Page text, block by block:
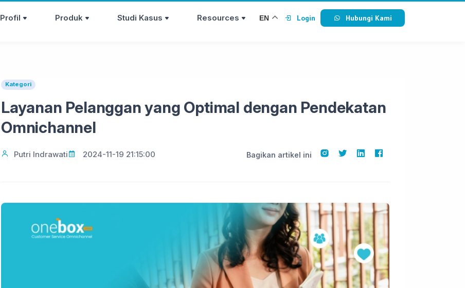
Profil Produk Studi Kasus Resources EN Login Hubungi Kami
Kategori
Layanan Pelanggan yang Optimal dengan Pendekatan
Omnichannel
Putri Indrawati 2024-11-19 21:15:00 Bagikan artikel ini